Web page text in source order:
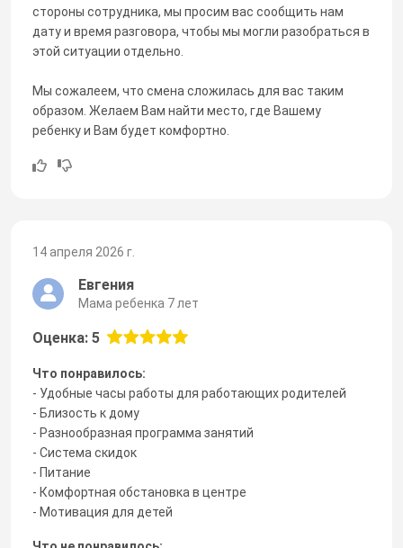
стороны сотрудника, мы просим вас сообщить нам
дату и время разговора, чтобы мы могли разобраться в
этой ситуации отдельно.
Мы сожалеем, что смена сложилась для вас таким
образом. Желаем Вам найти место, где Вашему
ребенку и Вам будет комфортно.
14 апреля 2026 г.
Евгения
Мама ребенка 7 лет
Оценка: 5
Что понравилось:
- Удобные часы работы для работающих родителей
- Близость к дому
- Разнообразная программа занятий
- Система скидок
- Питание
- Комфортная обстановка в центре
- Мотивация для детей